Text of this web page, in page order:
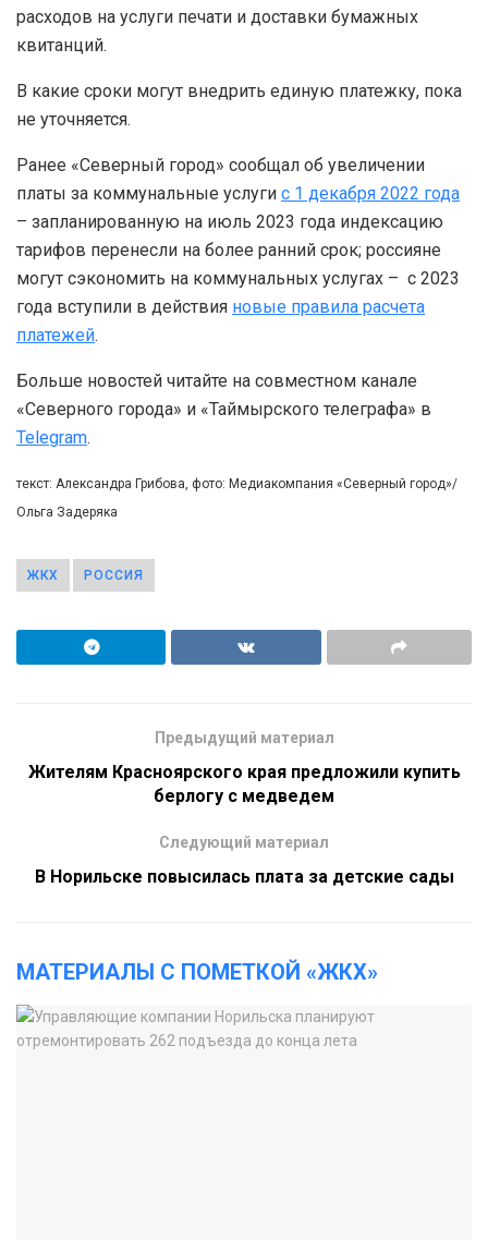
расходов на услуги печати и доставки бумажных
квитанций.
В какие сроки могут внедрить единую платежку, пока
не уточняется.
Ранее «Северный город» сообщал об увеличении
платы за коммунальные услуги с 1 декабря 2022 года
– запланированную на июль 2023 года индексацию
тарифов перенесли на более ранний срок; россияне
могут сэкономить на коммунальных услугах – с 2023
года вступили в действия новые правила расчета
платежей.
Больше новостей читайте на совместном канале
«Северного города» и «Таймырского телеграфа» в
Telegram.
текст: Александра Грибова, фото: Медиакомпания «Северный город»/
Ольга Задеряка
ЖКХ РОССИЯ
Предыдущий материал
Жителям Красноярского края предложили купить
берлогу с медведем
Следующий материал
В Норильске повысилась плата за детские сады
МАТЕРИАЛЫ С ПОМЕТКОЙ «ЖКХ»